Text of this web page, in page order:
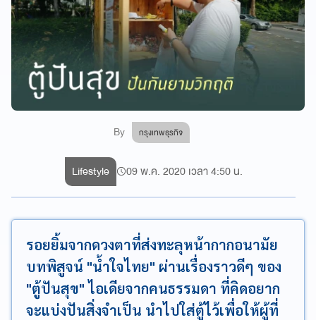
By กรุงเทพธุรกิจ
Lifestyle 09 พ.ค. 2020 เวลา 4:50 น.
รอยยิ้มจากดวงตาที่ส่งทะลุหน้ากากอนามัย
บทพิสูจน์ "น้ำใจไทย" ผ่านเรื่องราวดีๆ ของ
"ตู้ปันสุข" ไอเดียจากคนธรรมดา ที่คิดอยาก
จะแบ่งปันสิ่งจำเป็น นำไปใส่ตู้ไว้เพื่อให้ผู้ที่